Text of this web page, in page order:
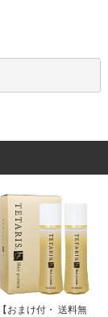
【おまけ付・ 送料無